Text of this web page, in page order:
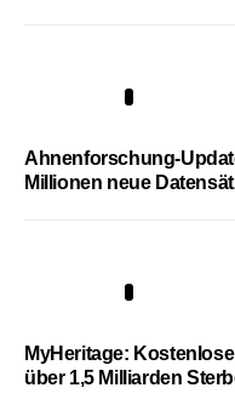
Ahnenforschung-
Millionen neue
MyHeritage:
über 1,5 Milliarden